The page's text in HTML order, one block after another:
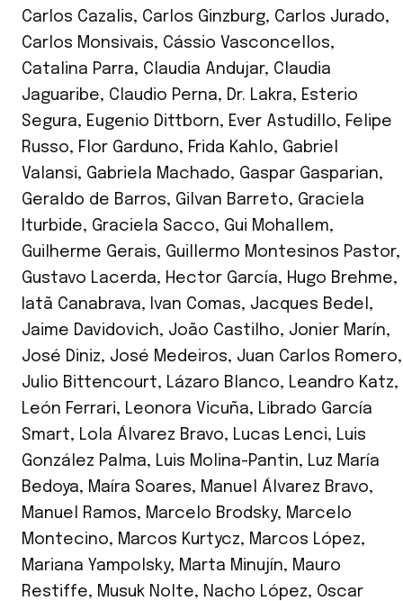
Carlos Cazalis, Carlos Ginzburg, Carlos Jurado,
Carlos Monsivais, Cássio Vasconcellos,
Catalina Parra, Claudia Andujar, Claudia
Jaguaribe, Claudio Perna, Dr. Lakra, Esterio
Segura, Eugenio Dittborn, Ever Astudillo, Felipe
Russo, Flor Garduno, Frida Kahlo, Gabriel
Valansi, Gabriela Machado, Gaspar Gasparian,
Geraldo de Barros, Gilvan Barreto, Graciela
Iturbide, Graciela Sacco, Gui Mohallem,
Guilherme Gerais, Guillermo Montesinos Pastor,
Gustavo Lacerda, Hector García, Hugo Brehme,
Iatã Canabrava, Ivan Comas, Jacques Bedel ,
Jaime Davidovich, João Castilho, Jonier Marín,
José Diniz, José Medeiros, Juan Carlos Romero,
Julio Bittencourt, Lázaro Blanco, Leandro Katz,
León Ferrari, Leonora Vicuña, Librado García
Smart, Lola Álvarez Bravo, Lucas Lenci, Luis
González Palma, Luis Molina-Pantin, Luz María
Bedoya, Maíra Soares, Manuel Álvarez Bravo,
Manuel Ramos, Marcelo Brodsky, Marcelo
Montecino, Marcos Kurtycz, Marcos López,
Mariana Yampolsky, Marta Minujín, Mauro
Restiffe, Musuk Nolte, Nacho López, Oscar